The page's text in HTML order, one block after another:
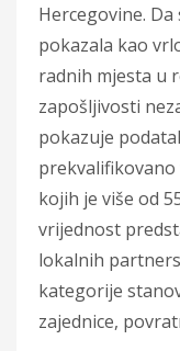
Hercegovine.
pokazala kao
radnih mjesta u
zapošljivosti
pokazuje
prekvalifikovano
kojih je više od
vrijednost
lokalnih
kategorije
zajednice,